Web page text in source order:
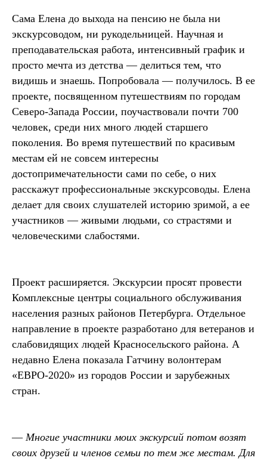
Сама Елена до выхода на пенсию не была ни
экскурсоводом, ни рукодельницей. Научная и
преподавательская работа, интенсивный график и
просто мечта из детства — делиться тем, что
видишь и знаешь. Попробовала — получилось. В ее
проекте, посвященном путешествиям по городам
Северо-Запада России, поучаствовали почти 700
человек, среди них много людей старшего
поколения. Во время путешествий по красивым
местам ей не совсем интересны
достопримечательности сами по себе, о них
расскажут профессиональные экскурсоводы. Елена
делает для своих слушателей историю зримой, а ее
участников — живыми людьми, со страстями и
человеческими слабостями.
Проект расширяется. Экскурсии просят провести
Комплексные центры социального обслуживания
населения разных районов Петербурга. Отдельное
направление в проекте разработано для ветеранов и
слабовидящих людей Красносельского района. А
недавно Елена показала Гатчину волонтерам
«ЕВРО-2020» из городов России и зарубежных
стран.
— Многие участники моих экскурсий потом возят
своих друзей и членов семьи по тем же местам. Для